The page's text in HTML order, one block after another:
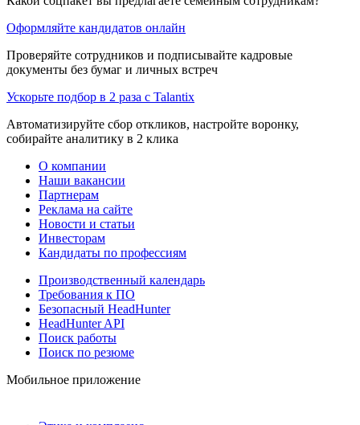
Оформляйте кандидатов онлайн
Проверяйте сотрудников и подписывайте кадровые
документы без бумаг и личных встреч
Ускорьте подбор в 2 раза с Talantix
Автоматизируйте сбор откликов, настройте воронку,
собирайте аналитику в 2 клика
О компании
Наши вакансии
Партнерам
Реклама на сайте
Новости и статьи
Инвесторам
Кандидаты по профессиям
Производственный календарь
Требования к ПО
Безопасный HeadHunter
HeadHunter API
Поиск работы
Поиск по резюме
Мобильное приложение